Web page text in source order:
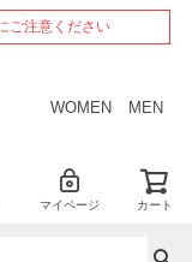
ご注意ください
WOMEN MEN
マイページ カート
ペー